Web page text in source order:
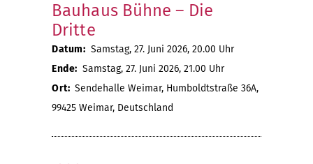
Bauhaus Bühne – Die
Dritte
Datum: Samstag, 27. Juni 2026, 20.00 Uhr
Ende: Samstag, 27. Juni 2026, 21.00 Uhr
Ort: Sendehalle Weimar, Humboldtstraße 36A,
99425 Weimar, Deutschland